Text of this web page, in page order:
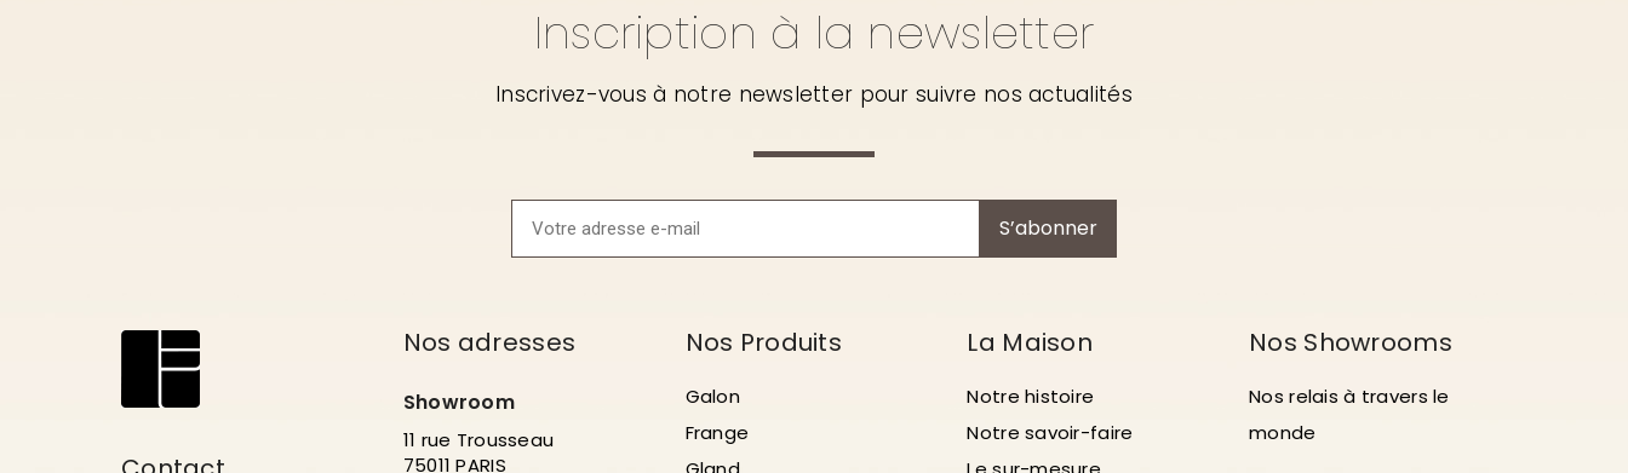
Inscription à la newsletter
Inscrivez-vous à notre newsletter pour suivre nos actualités
S’abonner
Nos adresses
Showroom
11 rue Trousseau
75011 PARIS
Nos Produits
Galon
Frange
La Maison
Notre histoire
Notre savoir-faire
Nos Showrooms
Nos relais à travers le
monde